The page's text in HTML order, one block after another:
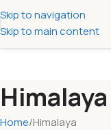
Skip to navigation
Skip to main content
Himalaya
Home Himalaya